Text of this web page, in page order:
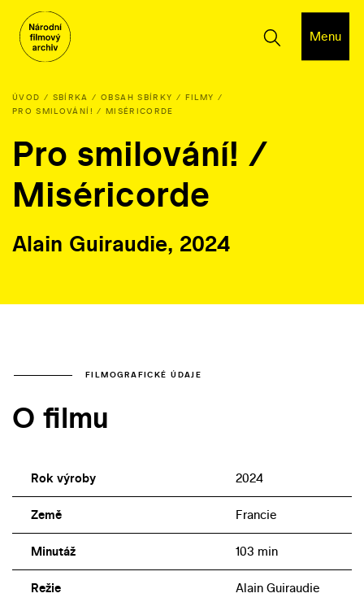
Menu
ÚVOD SBÍRKA OBSAH SBÍRKY
FILMY
PRO SMILOVÁNÍ! / MISÉRICORDE
Pro smilování! /
Miséricorde
Alain Guiraudie, 2024
FILMOGRAFICKÉ ÚDAJE
O filmu
Rok výroby 2024
Země Francie
Minutáž 103 min
Režie Alain Guiraudie